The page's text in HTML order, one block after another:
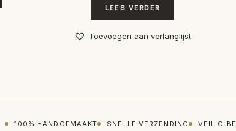
LEES VERDER
Toevoegen aan verlanglijst
100% HANDGEMAAKT SNELLE VERZENDING VEILIG